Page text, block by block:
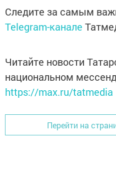
Следите за самым
Telegram-канале
Читайте новости
национальном
https://max.ru/tatmedia
Перейти на